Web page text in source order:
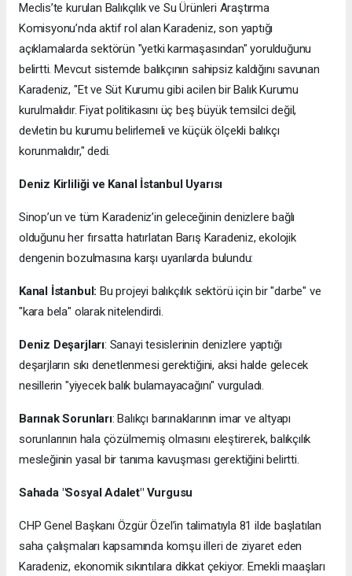
Meclis’te kurulan Balıkçılık ve Su Ürünleri Araştırma
Komisyonu’nda aktif rol alan Karadeniz, son yaptığı
açıklamalarda sektörün "yetki karmaşasından" yorulduğunu
belirtti. Mevcut sistemde balıkçının sahipsiz kaldığını savunan
Karadeniz, "Et ve Süt Kurumu gibi acilen bir Balık Kurumu
kurulmalıdır. Fiyat politikasını üç beş büyük temsilci değil,
devletin bu kurumu belirlemeli ve küçük ölçekli balıkçı
korunmalıdır," dedi.
Deniz Kirliliği ve Kanal İstanbul Uyarısı
Sinop’un ve tüm Karadeniz’in geleceğinin denizlere bağlı
olduğunu her fırsatta hatırlatan Barış Karadeniz, ekolojik
dengenin bozulmasına karşı uyarılarda bulundu:
Kanal İstanbul: Bu projeyi balıkçılık sektörü için bir "darbe" ve
"kara bela" olarak nitelendirdi.
Deniz Deşarjları: Sanayi tesislerinin denizlere yaptığı
deşarjların sıkı denetlenmesi gerektiğini, aksi halde gelecek
nesillerin "yiyecek balık bulamayacağını" vurguladı.
Barınak Sorunları: Balıkçı barınaklarının imar ve altyapı
sorunlarının hala çözülmemiş olmasını eleştirerek, balıkçılık
mesleğinin yasal bir tanıma kavuşması gerektiğini belirtti.
Sahada "Sosyal Adalet" Vurgusu
CHP Genel Başkanı Özgür Özel’in talimatıyla 81 ilde başlatılan
saha çalışmaları kapsamında komşu illeri de ziyaret eden
Karadeniz, ekonomik sıkıntılara dikkat çekiyor. Emekli maaşları